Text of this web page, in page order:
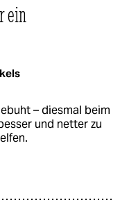
ein
– diesmal beim
und netter zu